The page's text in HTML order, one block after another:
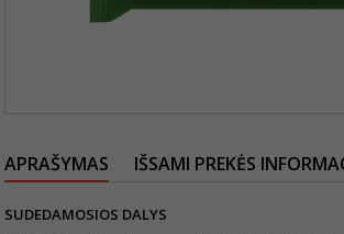
APRAŠYMAS IŠSAMI PREKĖS
SUDEDAMOSIOS DALYS